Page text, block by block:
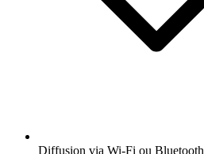
Diffusion via Wi-Fi ou Bluetooth